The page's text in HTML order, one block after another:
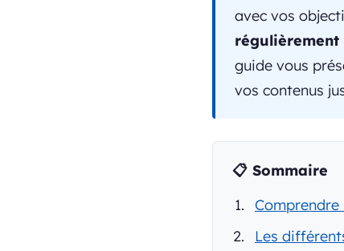
avec vos
régulièrement
guide vous
vos contenus
📋 Sommaire
Les